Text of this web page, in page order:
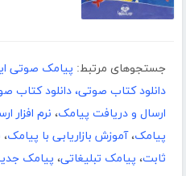
جستجوهای مرتبط: پیامک صوتی
دانلود کتاب صوتی، دانلود کتاب
ارسال و دریافت پیامک، نرم افزار
پیامک،آموزش بازاریابی با پیامک،
ثابت، پیامک تبلیغاتی، پیامک